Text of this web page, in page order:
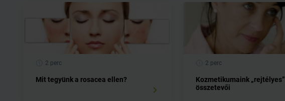
2 perc
Mit tegyünk a rosacea ellen?
2 perc
Kozmetikumaink „rejtélyes”
összetevői